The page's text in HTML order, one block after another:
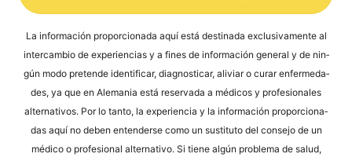
La infor­mación pro­por­cio­na­da aquí está desti­na­da exclu­si­v­a­men­te al
inter­cam­bio de expe­ri­en­ci­as y a fines de infor­mación gene­ral y de nin­
gún modo pre­ten­de iden­ti­fi­car, dia­gno­sti­car, ali­vi­ar o curar enfer­me­da­
des, ya que en Ale­ma­nia está reser­va­da a méd­icos y pro­fe­sio­na­les
alter­na­tivos. Por lo tan­to, la expe­ri­en­cia y la infor­mación pro­por­cio­na­
das aquí no deben enten­der­se como un susti­tu­to del con­se­jo de un
méd­ico o pro­fe­sio­nal alter­na­tivo. Si tiene algún pro­ble­ma de salud,